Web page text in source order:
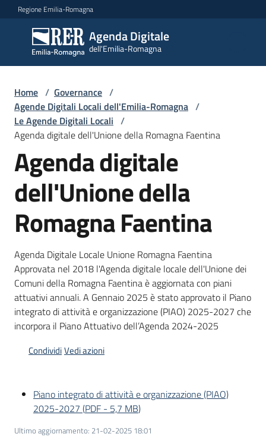
Vai al contenuto
Vai alla navigazione
Vai al footer
Regione Emilia-Romagna
Agenda Digitale
dell'Emilia-Romagna
Agenda
Digitale
dell'Emilia-
Novità
Strategia
Progetti
Dati
del
territorio
Governance
locale
Seguici
su
Home / Governance /
Agende Digitali Locali dell'Emilia-Romagna /
Le Agende Digitali Locali /
Agenda digitale dell'Unione della Romagna Faentina
Agenda digitale
dell'Unione della
Romagna Faentina
Agenda Digitale Locale Unione Romagna Faentina
Approvata nel 2018 l'Agenda digitale locale dell'Unione dei
Comuni della Romagna Faentina è aggiornata con piani
attuativi annuali. A Gennaio 2025 è stato approvato il Piano
integrato di attività e organizzazione (PIAO) 2025-2027 che
incorpora il Piano Attuativo dell’Agenda 2024-2025
CondividiVedi azioni
Piano integrato di attività e organizzazione (PIAO)
2025-2027 (PDF - 5,7 MB)
Ultimo aggiornamento: 21-02-2025 18:01